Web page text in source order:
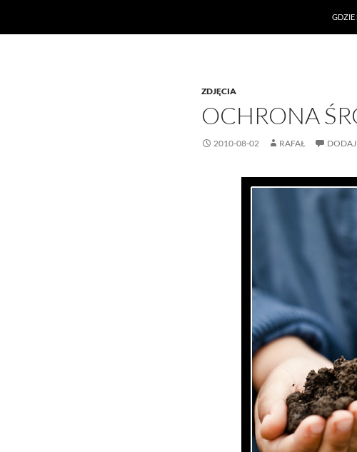
GDZIE
ZDJĘCIA
OCHRONA
2010-08-02 RAFAŁ